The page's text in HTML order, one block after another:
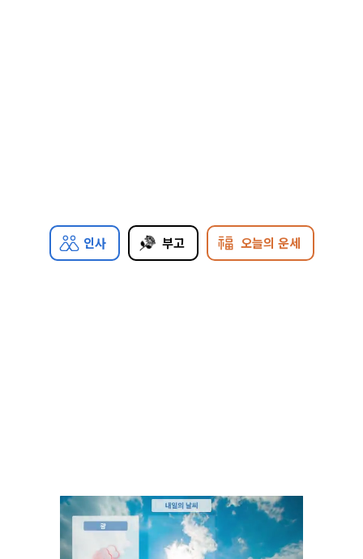
인사 부고 오늘의 운세